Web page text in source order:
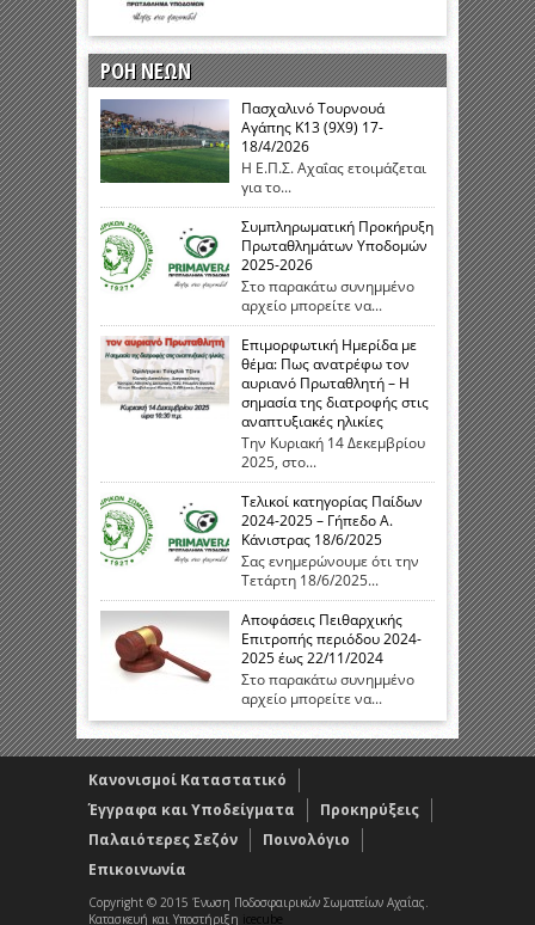
ΡΟΗ ΝΕΩΝ
Πασχαλινό Τουρνουά
Αγάπης Κ13 (9Χ9) 17-
18/4/2026
Η Ε.Π.Σ. Αχαΐας ετοιμάζεται
για το...
Συμπληρωματική Προκήρυξη
Πρωταθλημάτων Υποδομών
2025-2026
Στο παρακάτω συνημμένο
αρχείο μπορείτε να...
Eπιμορφωτική Ημερίδα με
θέμα: Πως ανατρέφω τον
αυριανό Πρωταθλητή – Η
σημασία της διατροφής στις
αναπτυξιακές ηλικίες
Την Κυριακή 14 Δεκεμβρίου
2025, στο...
Τελικοί κατηγορίας Παίδων
2024-2025 – Γήπεδο Α.
Κάνιστρας 18/6/2025
Σας ενημερώνουμε ότι την
Τετάρτη 18/6/2025...
Αποφάσεις Πειθαρχικής
Επιτροπής περιόδου 2024-
2025 έως 22/11/2024
Στο παρακάτω συνημμένο
αρχείο μπορείτε να...
Κανονισμοί Καταστατικό
Έγγραφα και Υποδείγματα
Προκηρύξεις
Παλαιότερες Σεζόν
Ποινολόγιο
Επικοινωνία
Copyright © 2015 Ένωση Ποδοσφαιρικών Σωματείων Αχαΐας.
Κατασκευή και Υποστήριξη icecube